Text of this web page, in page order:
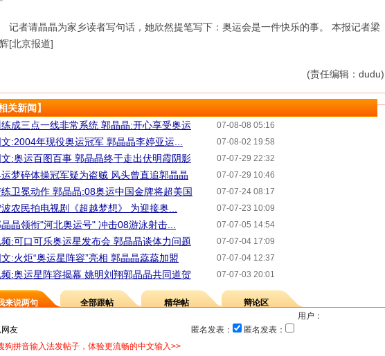
者请晶晶为家乡读者写句话，她欣然提笔写下：奥运会是一件快乐的事。 本报记者梁
[北京报道]
(责任编辑：dudu)
关新闻】
07-08-08 05:16
成三点一线非常系统 郭晶晶:开心享受奥运
07-08-02 19:58
文:2004年现役奥运冠军 郭晶晶李婷亚运...
07-07-29 22:32
文:奥运百图百事 郭晶晶终于走出伏明霞阴影
07-07-29 10:46
梦碎体操冠军疑为盗贼 风头曾直追郭晶晶
07-07-24 08:17
卫冕动作 郭晶晶:08奥运中国金牌将超美国
07-07-23 10:09
农民拍电视剧《超越梦想》 为迎接奥...
07-07-05 14:54
晶领衔"河北奥运号" 冲击08游泳射击...
07-07-04 17:09
:可口可乐奥运星发布会 郭晶晶谈体力问题
07-07-04 12:37
文:火炬“奥运星阵容”亮相 郭晶晶蕊蕊加盟
07-07-03 20:01
:奥运星阵容揭幕 姚明刘翔郭晶晶共同道贺
来说两句 全部跟帖 精华帖
辩论区
用户：
匿名发表：
匿名发表：
狗拼音输入法发帖子，体验更流畅的中文输入>>